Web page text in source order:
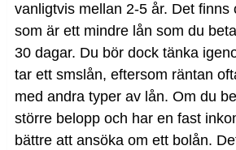
vanligtvis mellan 2-5 år. Det finns
som är ett mindre lån som du
30 dagar. Du bör dock tänka
tar ett smslån, eftersom räntan
med andra typer av lån. Om du
större belopp och har en fast
bättre att ansöka om ett bolån.